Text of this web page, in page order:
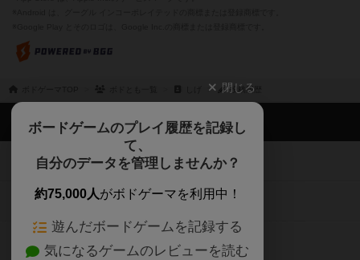
投稿履歴
閉じる
ボードゲームのプレイ履歴を記録し
て、
自分のデータを管理しませんか？
約75,000人がボドゲーマを利用中！
遊んだボードゲームを記録する
気になるゲームのレビューを読む
ボドゲーマTOP
ボードゲームを検索する
ボードゲームの新着レビュー
ボードゲーム会情報